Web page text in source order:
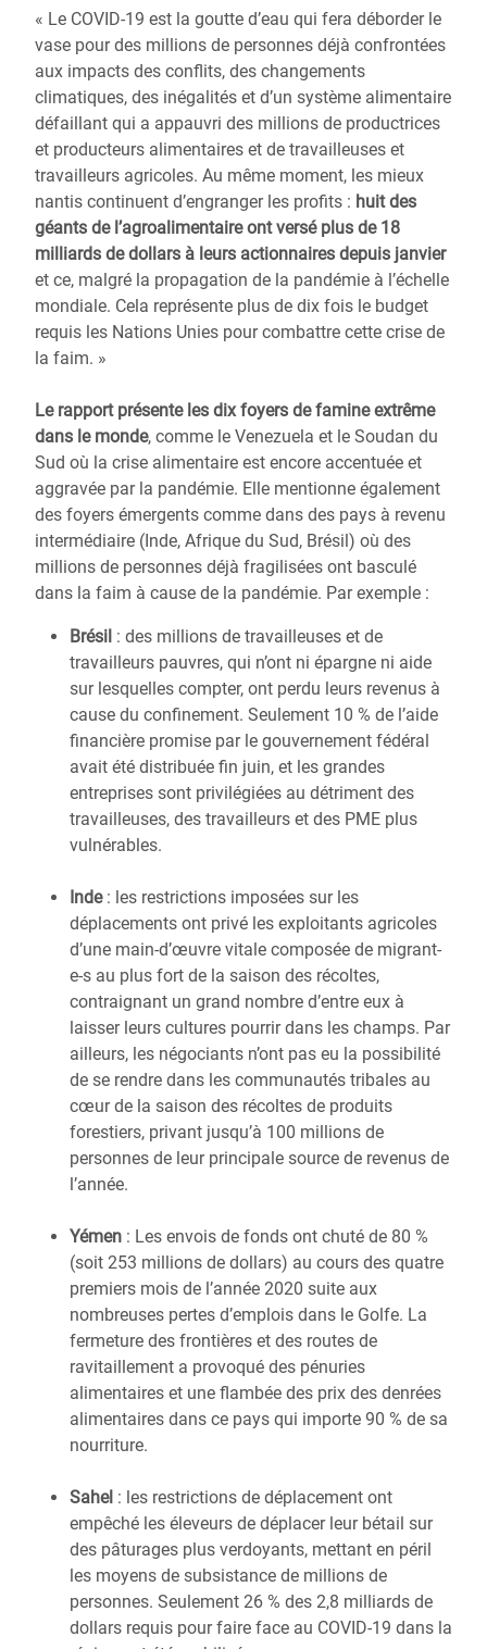
« Le COVID-19 est la goutte d’eau qui fera déborder le
vase pour des millions de personnes déjà confrontées
aux impacts des conflits, des changements
climatiques, des inégalités et d’un système alimentaire
défaillant qui a appauvri des millions de productrices
et producteurs alimentaires et de travailleuses et
travailleurs agricoles. Au même moment, les mieux
nantis continuent d’engranger les profits : huit des
géants de l’agroalimentaire ont versé plus de 18
milliards de dollars à leurs actionnaires depuis janvier
et ce, malgré la propagation de la pandémie à l’échelle
mondiale. Cela représente plus de dix fois le budget
requis les Nations Unies pour combattre cette crise de
la faim. »
Le rapport présente les dix foyers de famine extrême
dans le monde, comme le Venezuela et le Soudan du
Sud où la crise alimentaire est encore accentuée et
aggravée par la pandémie. Elle mentionne également
des foyers émergents comme dans des pays à revenu
intermédiaire (Inde, Afrique du Sud, Brésil) où des
millions de personnes déjà fragilisées ont basculé
dans la faim à cause de la pandémie. Par exemple :
Brésil : des millions de travailleuses et de
travailleurs pauvres, qui n’ont ni épargne ni aide
sur lesquelles compter, ont perdu leurs revenus à
cause du confinement. Seulement 10 % de l’aide
financière promise par le gouvernement fédéral
avait été distribuée fin juin, et les grandes
entreprises sont privilégiées au détriment des
travailleuses, des travailleurs et des PME plus
vulnérables.
Inde : les restrictions imposées sur les
déplacements ont privé les exploitants agricoles
d’une main-d’œuvre vitale composée de migrant-
e-s au plus fort de la saison des récoltes,
contraignant un grand nombre d’entre eux à
laisser leurs cultures pourrir dans les champs. Par
ailleurs, les négociants n’ont pas eu la possibilité
de se rendre dans les communautés tribales au
cœur de la saison des récoltes de produits
forestiers, privant jusqu’à 100 millions de
personnes de leur principale source de revenus de
l’année.
Yémen : Les envois de fonds ont chuté de 80 %
(soit 253 millions de dollars) au cours des quatre
premiers mois de l’année 2020 suite aux
nombreuses pertes d’emplois dans le Golfe. La
fermeture des frontières et des routes de
ravitaillement a provoqué des pénuries
alimentaires et une flambée des prix des denrées
alimentaires dans ce pays qui importe 90 % de sa
nourriture.
Sahel : les restrictions de déplacement ont
empêché les éleveurs de déplacer leur bétail sur
des pâturages plus verdoyants, mettant en péril
les moyens de subsistance de millions de
personnes. Seulement 26 % des 2,8 milliards de
dollars requis pour faire face au COVID-19 dans la